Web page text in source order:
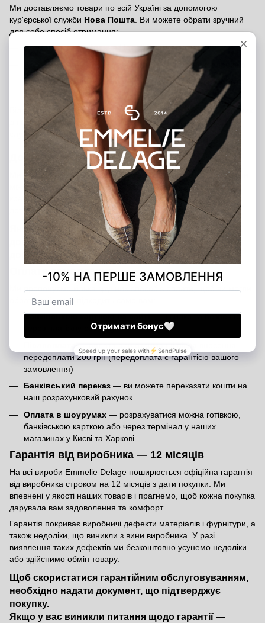
Ми доставляємо товари по всій Україні за допомогою
кур'єрської служби Нова Пошта. Ви можете обрати зручний
для себе спосіб отримання:
Доставка у відділення Нової Пошти
Доставка кур'єром Нової Пошти
за вказаною адресою
Самовивіз із шоурумів
у Києві та Харкові — ви можете
забрати замовлення особисто в нашому магазині
Відправлення замовлення здійснюється протягом 2-3 робочих
днів. Вартість доставки — згідно з тарифами логістичної
служби
Нова Пошта.
Доставка міжнародних замовлень
Ми доставляємо замовлення по всьому світу. Щоб оформити
міжнародне замовлення, вкажіть, будь ласка, у коментарях
країну отримувача. Менеджер зв’яжеться з вами та надасть
детальну інформацію щодо вартості доставки та строків.
Якщо у вас виникли питання щодо оплати чи
доставки, звертайтеся — ми завжди готові
допомогти!
Оплата замовлення
Ми пропонуємо кілька зручних способів оплати, щоб ви могли
обрати той, який підходить саме вам:
Банківською карткою на сайті— швидко та безпечно
через платіжну систему
— оплата при отриманні після внесення
передоплати 200 грн (передоплата є гарантією вашого
замовлення)
Банківський переказ — ви можете переказати кошти на
наш розрахунковий рахунок
Оплата в шоурумах — розрахуватися можна готівкою,
банківською карткою або через термінал у наших
магазинах у Києві та Харкові
Гарантія від виробника — 12 місяців
На всі вироби Emmelie Delage поширюється офіційна гарантія
від виробника строком на 12 місяців з дати покупки. Ми
впевнені у якості наших товарів і прагнемо, щоб кожна покупка
дарувала вам задоволення та комфорт.
Гарантія покриває виробничі дефекти матеріалів і фурнітури, а
також недоліки, що виникли з вини виробника. У разі
виявлення таких дефектів ми безкоштовно усунемо недоліки
або здійснимо обмін товару.
Щоб скористатися гарантійним обслуговуванням,
необхідно надати документ, що підтверджує
покупку.
Якщо у вас виникли питання щодо гарантії —